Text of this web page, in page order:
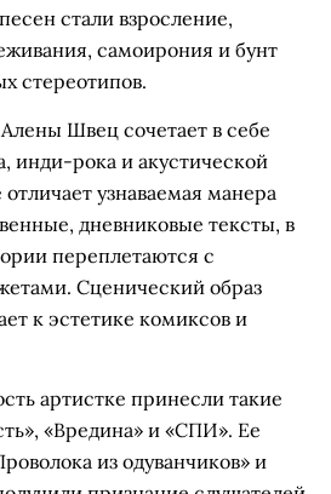
стали взросление,
самоирония и бунт
стереотипов.
Швец сочетает в себе
инди-рока и акустической
узнаваемая манера
дневниковые тексты, в
переплетаются с
Сценический образ
к эстетике комиксов и
артистке принесли такие
«Вредина» и «СПИ». Ее
из одуванчиков» и